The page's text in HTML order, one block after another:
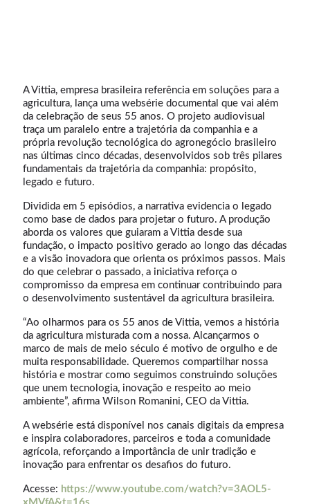
A Vittia, empresa brasileira referência em soluções para a
agricultura, lança uma websérie documental que vai além
da celebração de seus 55 anos. O projeto audiovisual
traça um paralelo entre a trajetória da companhia e a
própria revolução tecnológica do agronegócio brasileiro
nas últimas cinco décadas, desenvolvidos sob três pilares
fundamentais da trajetória da companhia: propósito,
legado e futuro.
Dividida em 5 episódios, a narrativa evidencia o legado
como base de dados para projetar o futuro. A produção
aborda os valores que guiaram a Vittia desde sua
fundação, o impacto positivo gerado ao longo das décadas
e a visão inovadora que orienta os próximos passos. Mais
do que celebrar o passado, a iniciativa reforça o
compromisso da empresa em continuar contribuindo para
o desenvolvimento sustentável da agricultura brasileira.
“Ao olharmos para os 55 anos de Vittia, vemos a história
da agricultura misturada com a nossa. Alcançarmos o
marco de mais de meio século é motivo de orgulho e de
muita responsabilidade. Queremos compartilhar nossa
história e mostrar como seguimos construindo soluções
que unem tecnologia, inovação e respeito ao meio
ambiente”, afirma Wilson Romanini, CEO da Vittia.
A websérie está disponível nos canais digitais da empresa
e inspira colaboradores, parceiros e toda a comunidade
agrícola, reforçando a importância de unir tradição e
inovação para enfrentar os desafios do futuro.
Acesse: https://www.youtube.com/watch?v=3AOL5-